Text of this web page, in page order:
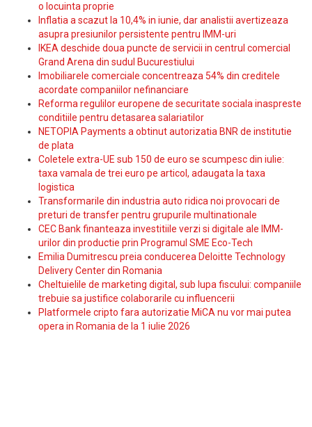
o locuinta proprie
Inflatia a scazut la 10,4% in iunie, dar analistii avertizeaza
asupra presiunilor persistente pentru IMM-uri
IKEA deschide doua puncte de servicii in centrul comercial
Grand Arena din sudul Bucurestiului
Imobiliarele comerciale concentreaza 54% din creditele
acordate companiilor nefinanciare
Reforma regulilor europene de securitate sociala inaspreste
conditiile pentru detasarea salariatilor
NETOPIA Payments a obtinut autorizatia BNR de institutie
de plata
Coletele extra-UE sub 150 de euro se scumpesc din iulie:
taxa vamala de trei euro pe articol, adaugata la taxa
logistica
Transformarile din industria auto ridica noi provocari de
preturi de transfer pentru grupurile multinationale
CEC Bank finanteaza investitiile verzi si digitale ale IMM-
urilor din productie prin Programul SME Eco-Tech
Emilia Dumitrescu preia conducerea Deloitte Technology
Delivery Center din Romania
Cheltuielile de marketing digital, sub lupa fiscului: companiile
trebuie sa justifice colaborarile cu influencerii
Platformele cripto fara autorizatie MiCA nu vor mai putea
opera in Romania de la 1 iulie 2026